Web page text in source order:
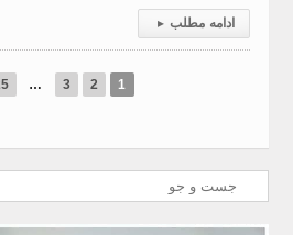
ادامه مطلب ▸
1
2
3
…